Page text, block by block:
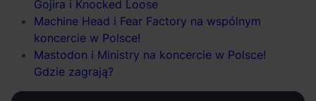
Gojira i Knocked Loose
Machine Head i Fear Factory na wspólnym
koncercie w Polsce!
Mastodon i Ministry na koncercie w Polsce!
Gdzie zagrają?